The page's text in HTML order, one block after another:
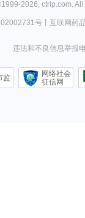
1999-2026 ctrip.com .
号丨 互联网药
违法和不良信息举报
监
网络社会
征信网